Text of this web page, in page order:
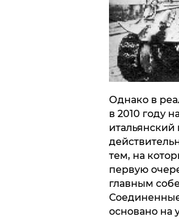
Однако в
в 2010 году
тем, на
первую
главным
основано на